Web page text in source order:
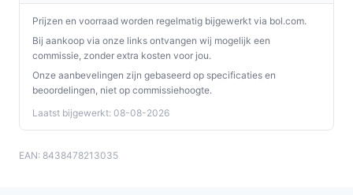
Prijzen en voorraad worden regelmatig bijgewerkt via bol.com.
Bij aankoop via onze links ontvangen wij mogelijk een
commissie, zonder extra kosten voor jou.
Onze aanbevelingen zijn gebaseerd op specificaties en
beoordelingen, niet op commissiehoogte.
Laatst bijgewerkt: 08-08-2026
EAN: 8438478213035